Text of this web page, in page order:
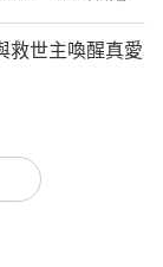
將這種開悟
這麼多世紀仍
們，世世代
宗教都屬於
善待你。
者。《古蘭
五集之一）
10
救世主喚醒真愛
09